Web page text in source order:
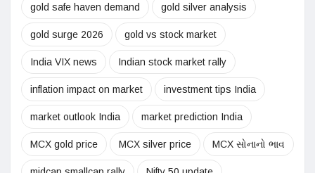
gold safe haven demand gold silver analysis
gold surge 2026 gold vs stock market
India VIX news Indian stock market rally
inflation impact on market investment tips India
market outlook India market prediction India
MCX gold price MCX silver price MCX સોનાનો ભાવ